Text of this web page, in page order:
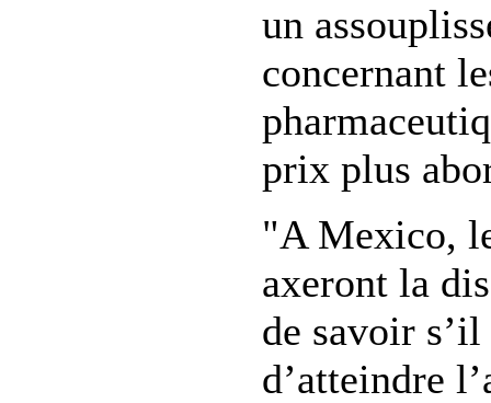
un
concernant
prix plus
"A Mexico,
axeront la
de savoir
d’atteindre